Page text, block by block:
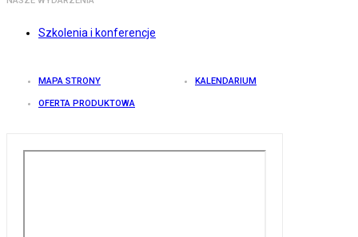
Szkolenia i konferencje
MAPA STRONY KALENDARIUM
OFERTA PRODUKTOWA